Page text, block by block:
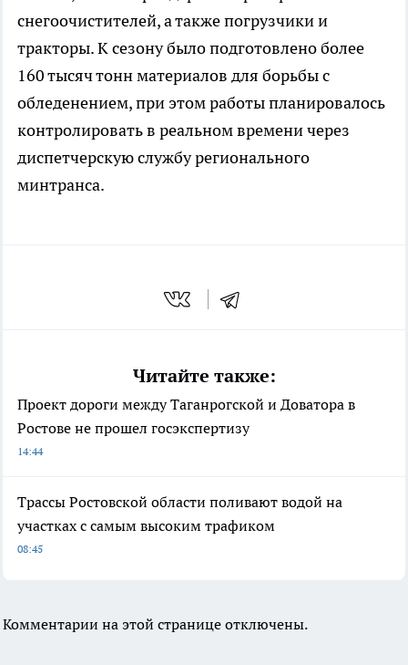
снегоочистителей, а также погрузчики и
тракторы. К сезону было подготовлено более
160 тысяч тонн материалов для борьбы с
обледенением, при этом работы планировалось
контролировать в реальном времени через
диспетчерскую службу регионального
минтранса.
Читайте также:
Проект дороги между Таганрогской и Доватора в
Ростове не прошел госэкспертизу
14:44
Трассы Ростовской области поливают водой на
участках с самым высоким трафиком
08:45
Комментарии на этой странице отключены.